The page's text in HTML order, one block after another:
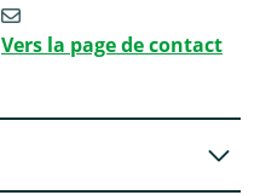
Vers la page de contact